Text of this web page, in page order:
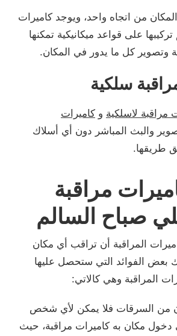
من اتجاه واحد، ويوجد كاميرات
على قواعد ميكانيكية تمكنها
وتصوير كل ما يدور في المكان.
سلكية
مراقبة لاسلكية و كاميرات
والبث المباشر دون أي أسلاك
طريقها.
مراقبة
صباح السالم
المراقبة أن تراقب أي مكان
بعض الفوائد التي ستحصل عليها
المراقبة وهي كالاتي:
من السرقات فلا يمكن لأي شخص
دخول مكان به كاميرات مراقبة، حيث